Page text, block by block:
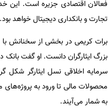
فعالان اقتصادی جزیره است. این
تجارت و بانکداری دیجیتال خواهد بود
برات کریمی در بخشی از سخنانش
بزرگ ایثارگران دانست. او گفت
سرمایه اخلاقی نسل ایثارگر
محصولات مالی تا ورود به
به شمار می‌آیند.